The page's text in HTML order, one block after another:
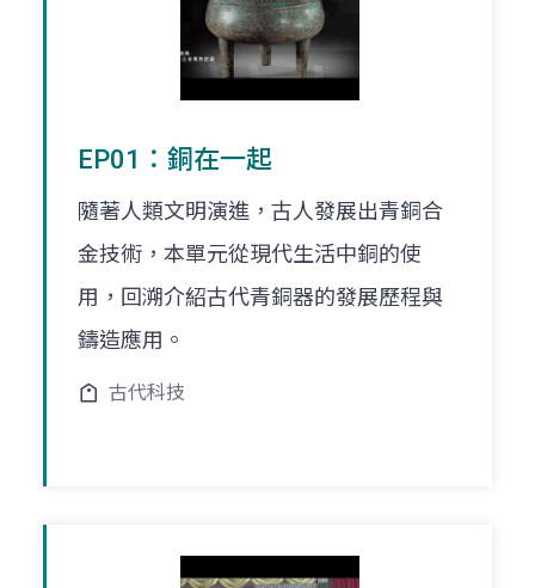
EP01：銅在一起
隨著人類文明演進，古人發展出青銅合
金技術，本單元從現代生活中銅的使
用，回溯介紹古代青銅器的發展歷程與
鑄造應用。
古代科技